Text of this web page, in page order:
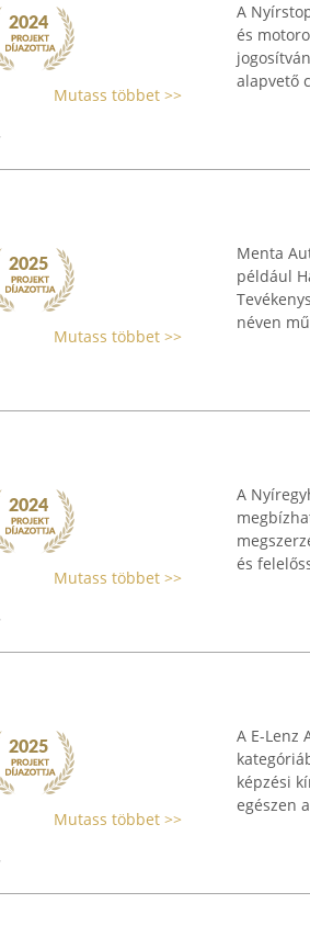
Mutass többet >>
A
és
alapvető
Mutass többet >>
Menta
például
néven
Mutass többet >>
A
és
Mutass többet >>
A E-Lenz
képzési
egészen